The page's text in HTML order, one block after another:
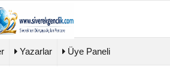
Yazarlar Üye Paneli